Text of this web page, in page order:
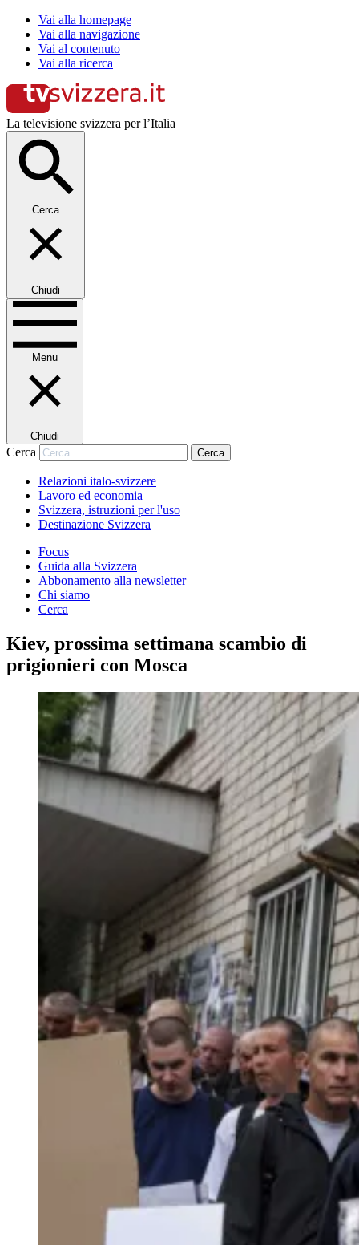
Vai alla homepage
Vai alla navigazione
Vai al contenuto
Vai alla ricerca
La televisione svizzera per l’Italia
Cerca
Chiudi
Menu
Chiudi
Cerca Cerca
Relazioni italo-svizzere
Lavoro ed economia
Svizzera, istruzioni per l'uso
Destinazione Svizzera
Focus
Guida alla Svizzera
Abbonamento alla newsletter
Chi siamo
Cerca
Kiev, prossima settimana scambio di
prigionieri con Mosca